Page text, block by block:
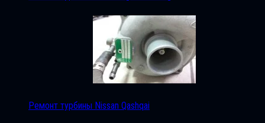
Ремонт турбины Nissan Qashqai